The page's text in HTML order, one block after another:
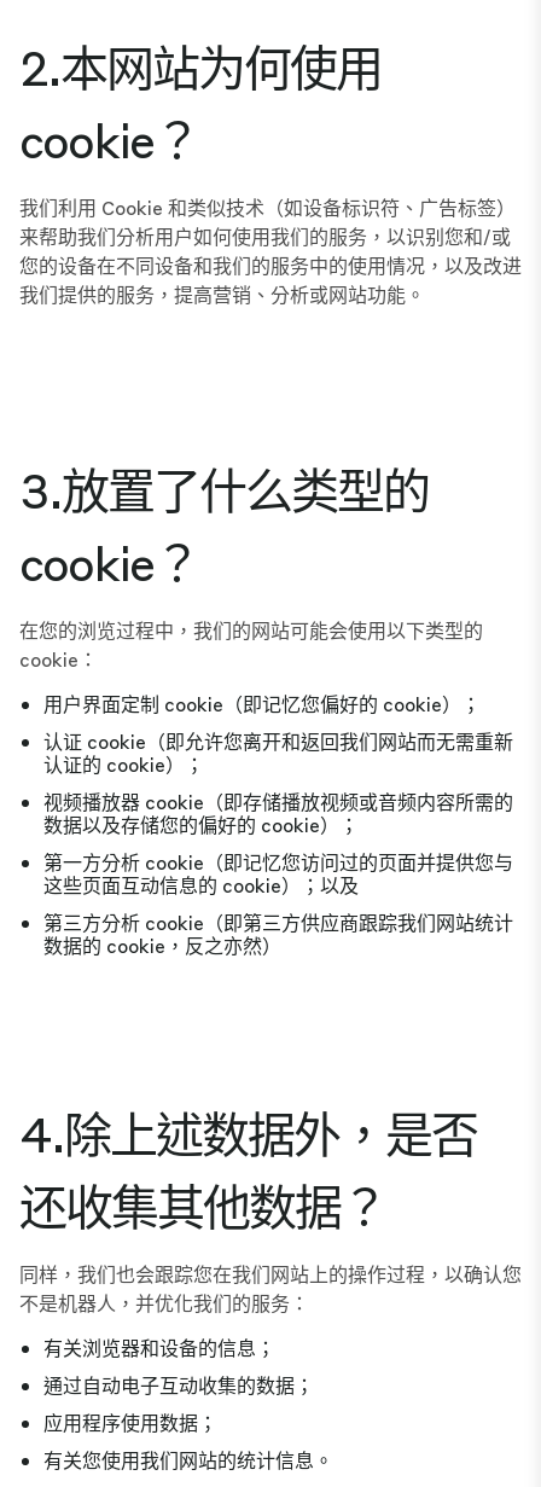
2.本网站为何使用
cookie？
我们利用 Cookie 和类似技术（如设备标识符、广告标签）
来帮助我们分析用户如何使用我们的服务，以识别您和/或
您的设备在不同设备和我们的服务中的使用情况，以及改进
我们提供的服务，提高营销、分析或网站功能。
3.放置了什么类型的
cookie？
在您的浏览过程中，我们的网站可能会使用以下类型的
cookie：
用户界面定制 cookie（即记忆您偏好的 cookie）；
认证 cookie（即允许您离开和返回我们网站而无需重新
认证的 cookie）；
视频播放器 cookie（即存储播放视频或音频内容所需的
数据以及存储您的偏好的 cookie）；
第一方分析 cookie（即记忆您访问过的页面并提供您与
这些页面互动信息的 cookie）；以及
第三方分析 cookie（即第三方供应商跟踪我们网站统计
数据的 cookie，反之亦然）
4.除上述数据外，是否
还收集其他数据？
同样，我们也会跟踪您在我们网站上的操作过程，以确认您
不是机器人，并优化我们的服务：
有关浏览器和设备的信息；
通过自动电子互动收集的数据；
应用程序使用数据；
有关您使用我们网站的统计信息。